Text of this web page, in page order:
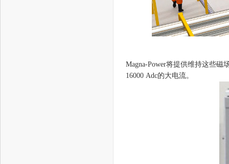
Magna-Power将提供维持这些磁
16000 Adc的大电流。